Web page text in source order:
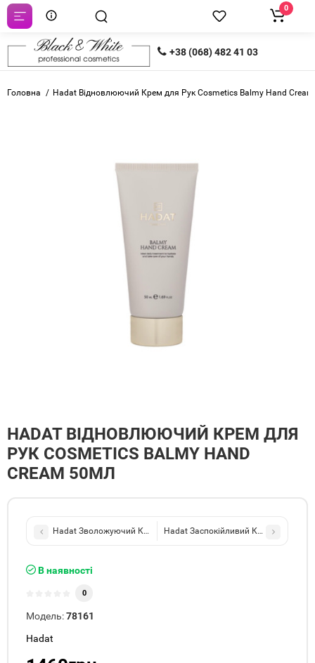
+38 (068) 482 41 03
0
Головна Hadat Відновлюючий Крем для Рук Cosmetics Balmy Hand
HADAT ВІДНОВЛЮЮЧИЙ КРЕМ ДЛЯ
РУК COSMETICS BALMY HAND
CREAM 50МЛ
Hadat Зволожуючий Крем для рук Ауа Hand Cream 50 ml
Hadat Заспокійливий Крем для Тіла
В наявності
0
Модель:78161
Hadat